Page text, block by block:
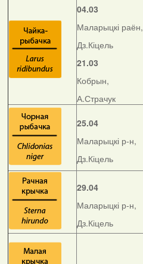
04.03
Маларыцкі раён,
Дз.Кіцель
21.03
Кобрын,
А.Страчук
25.04
Маларыцкі р-н,
Дз.Кіцель
29.04
Маларыцкі р-н,
Дз.Кіцель